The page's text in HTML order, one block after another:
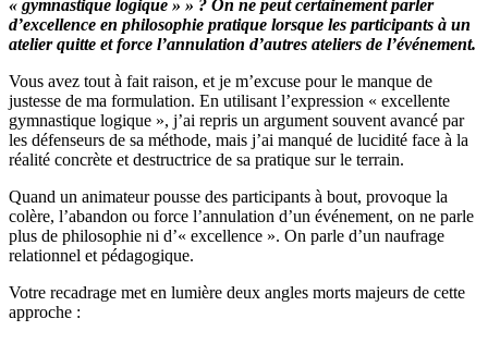
« gymnastique logique » » ? On ne peut certainement parler
d’excellence en philosophie pratique lorsque les participants à un
atelier quitte et force l’annulation d’autres ateliers de l’événement.
Vous avez tout à fait raison, et je m’excuse pour le manque de
justesse de ma formulation. En utilisant l’expression « excellente
gymnastique logique », j’ai repris un argument souvent avancé par
les défenseurs de sa méthode, mais j’ai manqué de lucidité face à la
réalité concrète et destructrice de sa pratique sur le terrain.
Quand un animateur pousse des participants à bout, provoque la
colère, l’abandon ou force l’annulation d’un événement, on ne parle
plus de philosophie ni d’« excellence ». On parle d’un naufrage
relationnel et pédagogique.
Votre recadrage met en lumière deux angles morts majeurs de cette
approche :